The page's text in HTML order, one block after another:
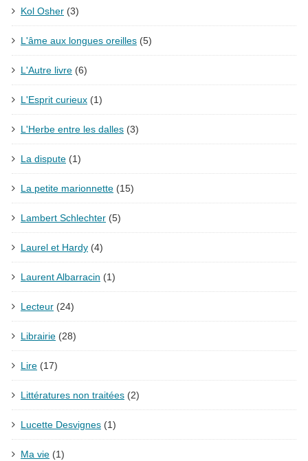
Kol Osher (3)
L'âme aux longues oreilles (5)
L'Autre livre (6)
L'Esprit curieux (1)
L'Herbe entre les dalles (3)
La dispute (1)
La petite marionnette (15)
Lambert Schlechter (5)
Laurel et Hardy (4)
Laurent Albarracin (1)
Lecteur (24)
Librairie (28)
Lire (17)
Littératures non traitées (2)
Lucette Desvignes (1)
Ma vie (1)